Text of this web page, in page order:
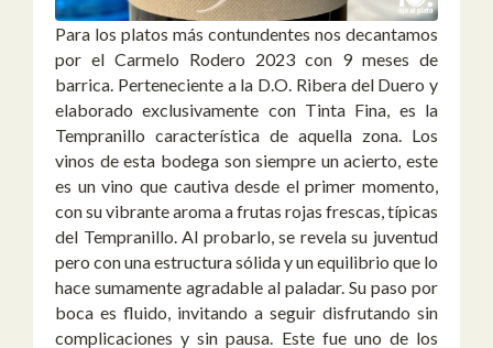
Para los platos más contundentes nos decantamos
por el Carmelo Rodero 2023 con 9 meses de
barrica. Perteneciente a la D.O. Ribera del Duero y
elaborado exclusivamente con Tinta Fina, es la
Tempranillo característica de aquella zona. Los
vinos de esta bodega son siempre un acierto, este
es un vino que cautiva desde el primer momento,
con su vibrante aroma a frutas rojas frescas, típicas
del Tempranillo. Al probarlo, se revela su juventud
pero con una estructura sólida y un equilibrio que lo
hace sumamente agradable al paladar. Su paso por
boca es fluido, invitando a seguir disfrutando sin
complicaciones y sin pausa. Este fue uno de los